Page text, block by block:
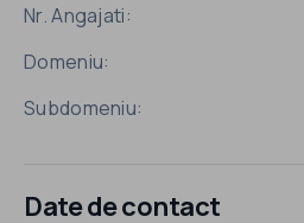
Nr. Angajati:
Domeniu:
Subdomeniu:
Date de contact